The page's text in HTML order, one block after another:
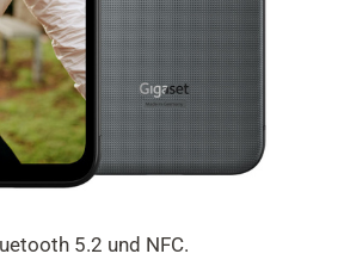
5.2 und NFC.